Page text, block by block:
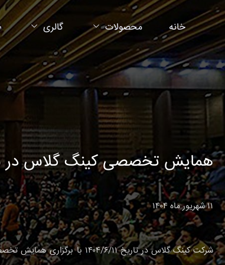
خانه محصولات گالری
همایش تخصصی کینگ گلاس در شیراز ۱۱ شهریور
۱۱ شهریور ماه ۱۴۰۴
شرکت کینگ گلاس در تاریخ